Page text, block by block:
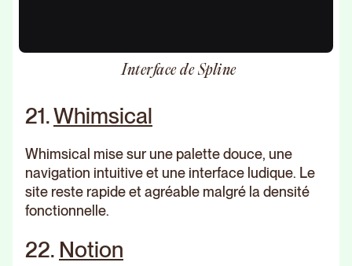
Interface de Spline
21.Whimsical
Whimsical mise sur une palette douce, une
navigation intuitive et une interface ludique. Le
site reste rapide et agréable malgré la densité
fonctionnelle.
22. Notion